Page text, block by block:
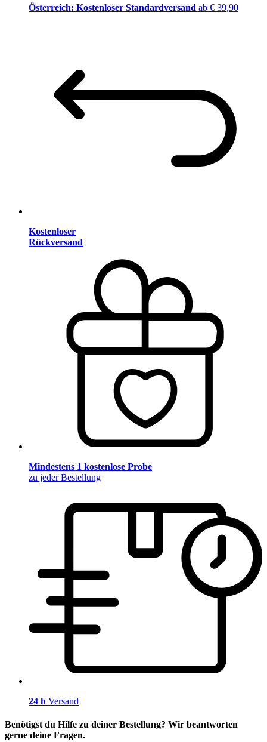
Österreich: Kostenloser Standardversand ab € 39,90
Kostenloser
Rückversand
Mindestens 1 kostenlose Probe
zu jeder Bestellung
24 h Versand
Benötigst du Hilfe zu deiner Bestellung? Wir beantworten
gerne deine Fragen.